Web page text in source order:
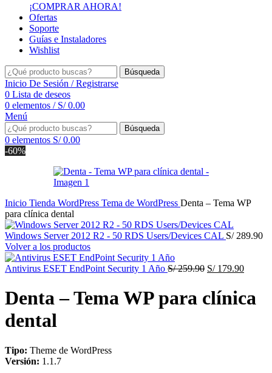
¡COMPRAR AHORA!
Ofertas
Soporte
Guías e Instaladores
Wishlist
Búsqueda
Inicio De Sesión / Registrarse
0 Lista de deseos
0 elementos / S/0.00
Menú
Búsqueda
0 elementos S/0.00
-60%
Inicio Tienda WordPress Tema de WordPress Denta – Tema WP
para clínica dental
Windows Server 2012 R2 - 50 RDS Users/Devices CAL S/289.90
Volver a los productos
Antivirus ESET EndPoint Security 1 Año S/259.90 El
original
era:
S/179.90El
es:
Denta – Tema WP para clínica
dental
Tipo: Theme de WordPress
Versión: 1.1.7